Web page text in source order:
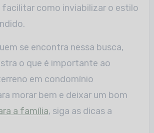
como inviabilizar o estilo
se encontra nessa busca,
o que é importante ao
em condomínio
morar bem e deixar um bom
a família, siga as dicas a